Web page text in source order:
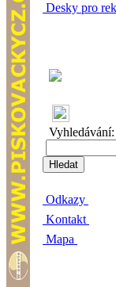
Desky pro
Vyhledávání:
Odkazy
Kontakt
Mapa